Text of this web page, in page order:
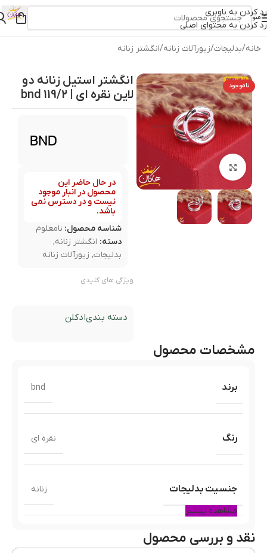
رد کردن به ناوبری
رد کردن به محتوای اصلی
منو
خانه/بدلیجات/زیورآلات زنانه/انگشتر زنانه
ناموجود
بزرگنمایی تصویر
انگشتر استیل زنانه دو
لاین نقره ای | 119/2 bnd
در حال حاضر این
محصول در انبار موجود
نیست و در دسترس نمی
باشد.
شناسه محصول: نامعلوم
دسته: انگشتر زنانه,
بدلیجات, زیورآلات زنانه
ویژگی های کلیدی
دسته بندیادکلن
مشخصات محصول
برند bnd
رنگ نقره ای
جنسیت بدلیجات زنانه
کیفیت
مشاهده بیشتر
نقد و بررسی محصول